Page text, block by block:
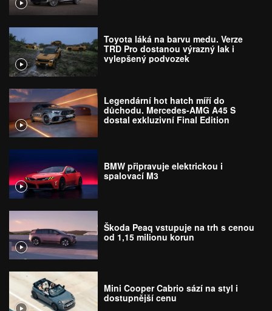
Toyota láká na barvu medu. Verze
TRD Pro dostanou výrazný lak i
vylepšený podvozek
Legendární hot hatch míří do
důchodu. Mercedes-AMG A45 S
dostal exkluzivní Final Edition
BMW připravuje elektrickou i
spalovací M3
Škoda Peaq vstupuje na trh s cenou
od 1,15 milionu korun
Mini Cooper Cabrio sází na styl i
dostupnější cenu